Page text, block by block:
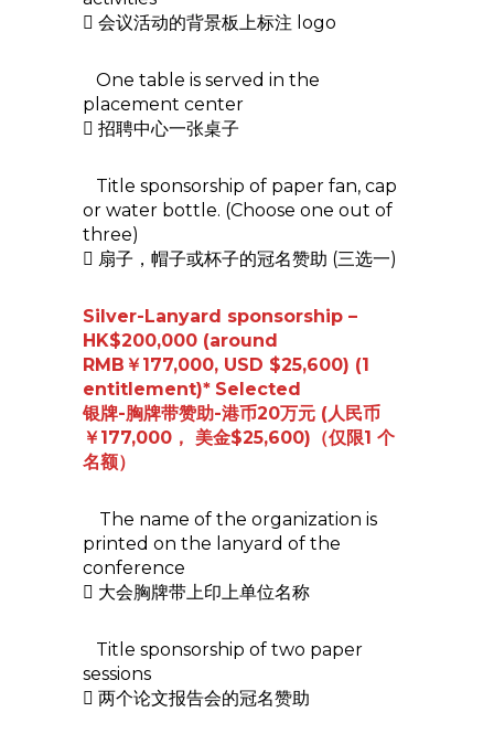
 会议活动的背景板上标注 logo
One table is served in the
placement center
 招聘中心一张桌子
Title sponsorship of paper fan, cap
or water bottle. (Choose one out of
three)
 扇子，帽子或杯子的冠名赞助 (三选一)
Silver-Lanyard sponsorship –
HK$200,000 (around
RMB￥177,000, USD $25,600) (1
entitlement)* Selected
银牌-胸牌带赞助-港币20万元 (人民币
￥177,000， 美金$25,600)（仅限1 个
名额）
The name of the organization is
printed on the lanyard of the
conference
 大会胸牌带上印上单位名称
Title sponsorship of two paper
sessions
 两个论文报告会的冠名赞助